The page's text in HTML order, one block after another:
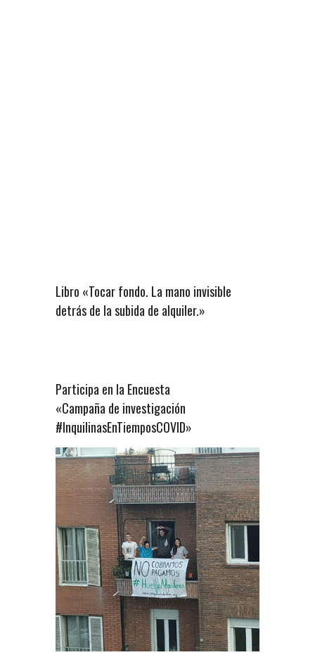
Libro «Tocar fondo. La mano invisible
detrás de la subida de alquiler.»
Participa en la Encuesta
«Campaña de investigación
#InquilinasEnTiemposCOVID»